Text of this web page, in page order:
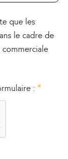
que les
le cadre de
: *